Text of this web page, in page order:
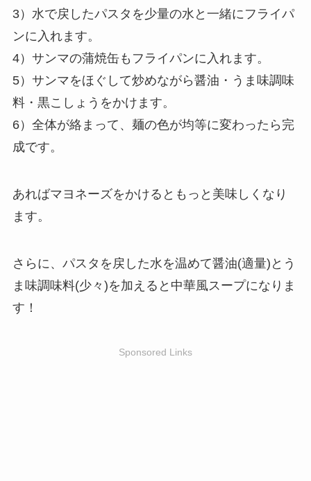
3）水で戻したパスタを少量の水と一緒にフライパ
ンに入れます。
4）サンマの蒲焼缶もフライパンに入れます。
5）サンマをほぐして炒めながら醤油・うま味調味
料・黒こしょうをかけます。
6）全体が絡まって、麺の色が均等に変わったら完
成です。
あればマヨネーズをかけるともっと美味しくなり
ます。
さらに、パスタを戻した水を温めて醤油(適量)とう
ま味調味料(少々)を加えると中華風スープになりま
す！
Sponsored Links